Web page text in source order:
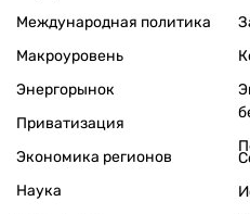
Международная политика
Макроуровень
Энергорынок
Приватизация
Экономика регионов
Наука